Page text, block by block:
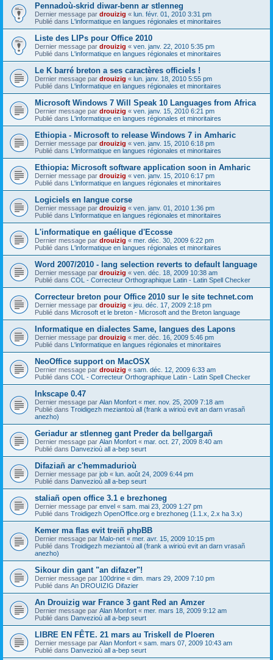
Pennadoù-skrid diwar-benn ar stlenneg
Dernier message par drouizig « lun. févr. 01, 2010 3:31 pm
Publié dans L'informatique en langues régionales et minoritaires
Liste des LIPs pour Office 2010
Dernier message par drouizig « ven. janv. 22, 2010 5:35 pm
Publié dans L'informatique en langues régionales et minoritaires
Le K barré breton a ses caractères officiels !
Dernier message par drouizig « lun. janv. 18, 2010 5:55 pm
Publié dans L'informatique en langues régionales et minoritaires
Microsoft Windows 7 Will Speak 10 Languages from Africa
Dernier message par drouizig « ven. janv. 15, 2010 6:21 pm
Publié dans L'informatique en langues régionales et minoritaires
Ethiopia - Microsoft to release Windows 7 in Amharic
Dernier message par drouizig « ven. janv. 15, 2010 6:18 pm
Publié dans L'informatique en langues régionales et minoritaires
Ethiopia: Microsoft software application soon in Amharic
Dernier message par drouizig « ven. janv. 15, 2010 6:17 pm
Publié dans L'informatique en langues régionales et minoritaires
Logiciels en langue corse
Dernier message par drouizig « ven. janv. 01, 2010 1:36 pm
Publié dans L'informatique en langues régionales et minoritaires
L'informatique en gaélique d'Ecosse
Dernier message par drouizig « mer. déc. 30, 2009 6:22 pm
Publié dans L'informatique en langues régionales et minoritaires
Word 2007/2010 - lang selection reverts to default language
Dernier message par drouizig « ven. déc. 18, 2009 10:38 am
Publié dans COL - Correcteur Orthographique Latin - Latin Spell Checker
Correcteur breton pour Office 2010 sur le site technet.com
Dernier message par drouizig « jeu. déc. 17, 2009 2:18 pm
Publié dans Microsoft et le breton - Microsoft and the Breton language
Informatique en dialectes Same, langues des Lapons
Dernier message par drouizig « mer. déc. 16, 2009 5:46 pm
Publié dans L'informatique en langues régionales et minoritaires
NeoOffice support on MacOSX
Dernier message par drouizig « sam. déc. 12, 2009 6:33 am
Publié dans COL - Correcteur Orthographique Latin - Latin Spell Checker
Inkscape 0.47
Dernier message par Alan Monfort « mer. nov. 25, 2009 7:18 am
Publié dans Troidigezh meziantoù all (frank a wirioù evit an darn vrasañ
anezho)
Geriadur ar stlenneg gant Preder da bellgargañ
Dernier message par Alan Monfort « mar. oct. 27, 2009 8:40 am
Publié dans Danvezioù all a-bep seurt
Difaziañ ar c'hemmadurioù
Dernier message par job « lun. août 24, 2009 6:44 pm
Publié dans Danvezioù all a-bep seurt
staliañ open office 3.1 e brezhoneg
Dernier message par envel « sam. mai 23, 2009 1:27 pm
Publié dans Troidigezh OpenOffice.org e brezhoneg (1.1.x, 2.x ha 3.x)
Kemer ma flas evit treiñ phpBB
Dernier message par Malo-net « mer. avr. 15, 2009 10:15 pm
Publié dans Troidigezh meziantoù all (frank a wirioù evit an darn vrasañ
anezho)
Sikour din gant "an difazer"!
Dernier message par 100drine « dim. mars 29, 2009 7:10 pm
Publié dans An DROUIZIG Difazier
An Drouizig war France 3 gant Red an Amzer
Dernier message par Alan Monfort « mer. mars 18, 2009 9:12 am
Publié dans Danvezioù all a-bep seurt
LIBRE EN FÊTE. 21 mars au Triskell de Ploeren
Dernier message par Alan Monfort « sam. mars 07, 2009 10:43 am
Publié dans Danvezioù all a-bep seurt